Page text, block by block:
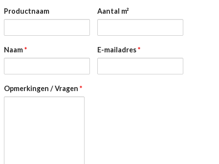
Productnaam Aantal m²
Naam* E-mailadres*
Opmerkingen / Vragen *